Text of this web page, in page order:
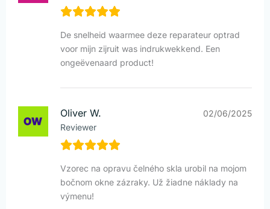
De snelheid waarmee deze reparateur optrad
voor mijn zijruit was indrukwekkend. Een
ongeëvenaard product!
Oliver W.
Reviewer
02/06/2025
Vzorec na opravu čelného skla urobil na mojom
bočnom okne zázraky. Už žiadne náklady na
výmenu!